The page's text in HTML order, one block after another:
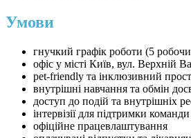
Умови
гнучкий графік роботи (5
офіс у місті Київ, вул. Верхній
pet-friendly та інклюзивний
внутрішні навчання та обмін
доступ до подій та внутрішніх
інтервізії для підтримки команди
офіційне працевлаштування